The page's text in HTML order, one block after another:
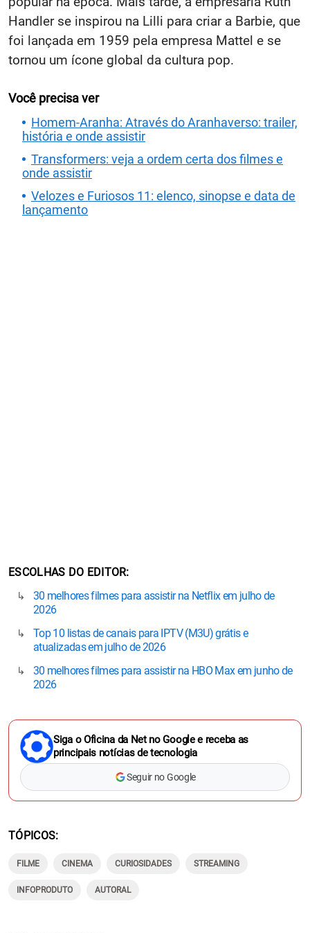
Handler se inspirou na Lilli para criar a Barbie, que
foi lançada em 1959 pela empresa Mattel e se
tornou um ícone global da cultura pop.
Você precisa ver
Homem-Aranha: Através do Aranhaverso: trailer,
história e onde assistir
Transformers: veja a ordem certa dos filmes e
onde assistir
Velozes e Furiosos 11: elenco, sinopse e data de
lançamento
ESCOLHAS DO EDITOR
30 melhores filmes para assistir na Netflix em julho de
2026
Top 10 listas de canais para IPTV (M3U) grátis e
atualizadas em julho de 2026
30 melhores filmes para assistir na HBO Max em junho de
2026
Siga o Oficina da Net no Google e receba as
principais notícias de tecnologia
Seguir no Google
TÓPICOS
FILME CINEMA CURIOSIDADES STREAMING
INFOPRODUTO AUTORAL